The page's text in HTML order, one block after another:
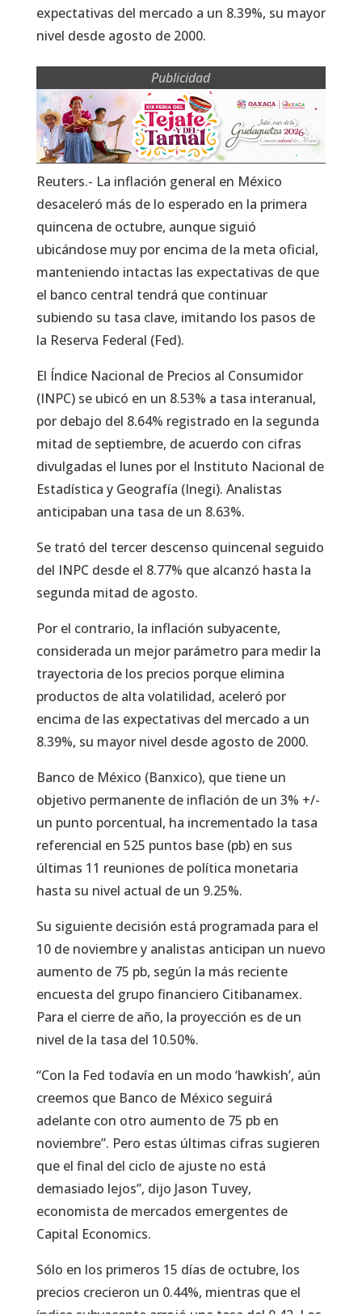
expectativas del mercado a un 8.39%, su mayor
nivel desde agosto de 2000.
Publicidad
Reuters.- La inflación general en México
desaceleró más de lo esperado en la primera
quincena de octubre, aunque siguió
ubicándose muy por encima de la meta oficial,
manteniendo intactas las expectativas de que
el banco central tendrá que continuar
subiendo su tasa clave, imitando los pasos de
la Reserva Federal (Fed).
El Índice Nacional de Precios al Consumidor
(INPC) se ubicó en un 8.53% a tasa interanual,
por debajo del 8.64% registrado en la segunda
mitad de septiembre, de acuerdo con cifras
divulgadas el lunes por el Instituto Nacional de
Estadística y Geografía (Inegi). Analistas
anticipaban una tasa de un 8.63%.
Se trató del tercer descenso quincenal seguido
del INPC desde el 8.77% que alcanzó hasta la
segunda mitad de agosto.
Por el contrario, la inflación subyacente,
considerada un mejor parámetro para medir la
trayectoria de los precios porque elimina
productos de alta volatilidad, aceleró por
encima de las expectativas del mercado a un
8.39%, su mayor nivel desde agosto de 2000.
Banco de México (Banxico), que tiene un
objetivo permanente de inflación de un 3% +/-
un punto porcentual, ha incrementado la tasa
referencial en 525 puntos base (pb) en sus
últimas 11 reuniones de política monetaria
hasta su nivel actual de un 9.25%.
Su siguiente decisión está programada para el
10 de noviembre y analistas anticipan un nuevo
aumento de 75 pb, según la más reciente
encuesta del grupo financiero Citibanamex.
Para el cierre de año, la proyección es de un
nivel de la tasa del 10.50%.
“Con la Fed todavía en un modo ‘hawkish’, aún
creemos que Banco de México seguirá
adelante con otro aumento de 75 pb en
noviembre”. Pero estas últimas cifras sugieren
que el final del ciclo de ajuste no está
demasiado lejos”, dijo Jason Tuvey,
economista de mercados emergentes de
Capital Economics.
Sólo en los primeros 15 días de octubre, los
precios crecieron un 0.44%, mientras que el